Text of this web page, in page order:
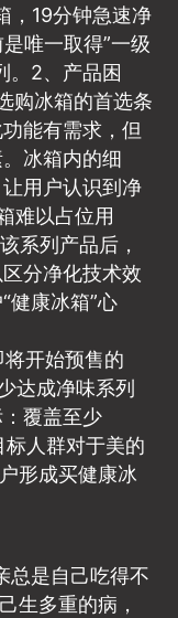
，19分钟急速净
唯一取得”一级
。2、产品困
购冰箱的首选条
能有需求，但
冰箱内的细
用户认识到净
难以占位用
系列产品后，
分净化技术效
健康冰箱”心
开始预售的
达成净味系列
覆盖至少
人群对于美的
形成买健康冰
总是自己吃得不
生多重的病，